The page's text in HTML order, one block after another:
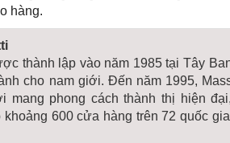
hàng.
thành lập vào năm 1985 tại Tây
cho nam giới. Đến năm 1995,
mang phong cách thành thị hiện
khoảng 600 cửa hàng trên 72 quốc